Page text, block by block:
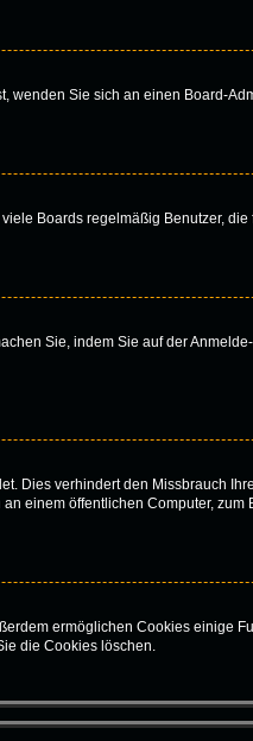
Sie sich an einen Board-
Boards regelmäßig Benutzer,
Sie, indem Sie auf der
Dies verhindert den Missbrauch
einem öffentlichen Computer,
ermöglichen Cookies einige
die Cookies löschen.